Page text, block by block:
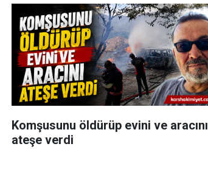
Komşusunu öldürüp evini ve aracını
ateşe verdi